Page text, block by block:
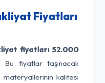
Fiyatları
fiyatları 52.000
Bu fiyatlar taşınacak
materyallerinin kalitesi